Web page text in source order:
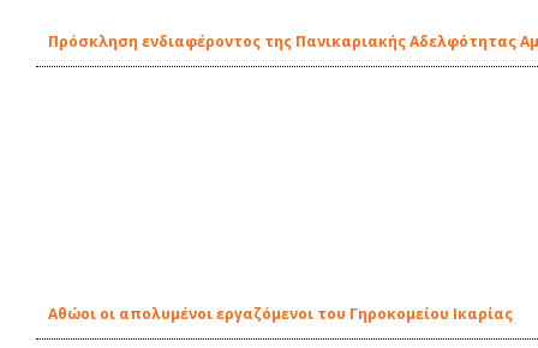
Πρόσκληση ενδιαφέροντος της Πανικαριακής Αδελφότητας
Αθώοι οι απολυμένοι εργαζόμενοι του Γηροκομείου Ικαρίας